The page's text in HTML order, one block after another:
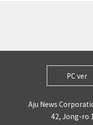
PC ver
Aju News
42, Jong-ro